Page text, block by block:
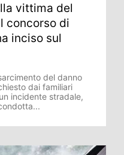
vittima del
concorso di
inciso sul
del danno
dai familiari
incidente stradale,